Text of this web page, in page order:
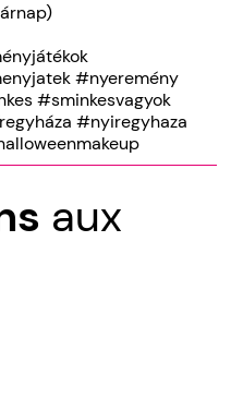
#nyeremény
#sminkesvagyok
#nyiregyhaza
aux